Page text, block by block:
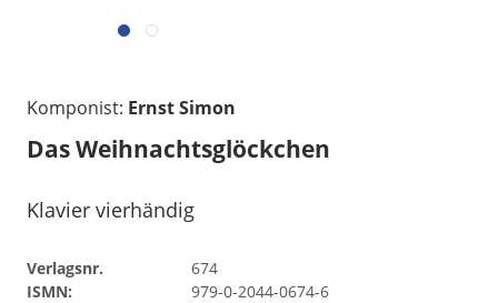
Komponist: Ernst Simon
Das Weihnachtsglöckchen
Klavier vierhändig
Verlagsnr.
674
ISMN:
979-0-2044-0674-6